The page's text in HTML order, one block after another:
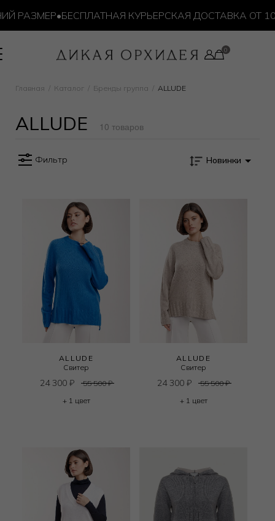
РАЗМЕР•БЕСПЛАТНАЯ КУРЬЕРСКАЯ ДОСТАВКА ОТ 10
Главная Каталог Бренды группа ALLUDE
ALLUDE 10 товаров
Фильтр Новинки
ALLUDE
Свитер
24 300 ₽ 55 500₽
+ 1 цвет
ALLUDE
Свитер
24 300 ₽ 55 500₽
+ 1 цвет